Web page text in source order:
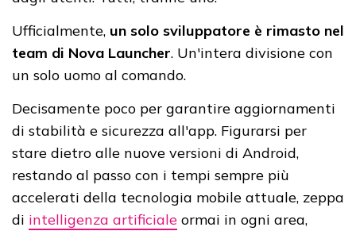
Ufficialmente, un solo sviluppatore è rimasto nel
team di Nova Launcher. Un'intera divisione con
un solo uomo al comando.
Decisamente poco per garantire aggiornamenti
di stabilità e sicurezza all'app. Figurarsi per
stare dietro alle nuove versioni di Android,
restando al passo con i tempi sempre più
accelerati della tecnologia mobile attuale, zeppa
di intelligenza artificiale ormai in ogni area,